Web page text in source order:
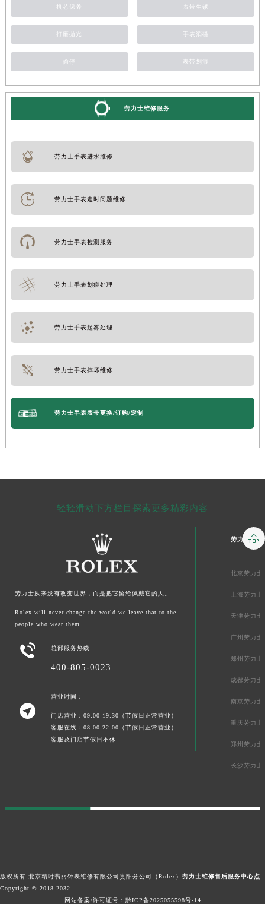
机芯保养 表带生锈
打磨抛光 手表消磁
偷停 表带划痕
劳力士维修服务
劳力士手表进水维修
劳力士手表走时问题维修
劳力士手表检测服务
劳力士手表划痕处理
劳力士手表起雾处理
劳力士手表摔坏维修
劳力士手表表带更换/订购/定制
轻轻滑动下方栏目探索更多精彩内容
劳力士从来没有改变世界，而是把它留给佩戴它的人。
Rolex will never change the world.we leave that to the
people who wear them.
 总部服务热线
400-805-0023

营业时间：
门店营业：09:00-19:30（节假日正常营业）
客服在线：08:00-22:00（节假日正常营业）
客服及门店节假日不休
劳力士上海
北京劳力
上海劳力
天津劳力
广州劳力
郑州劳力士
成都劳力
南京劳力士
重庆劳力士
郑州劳力士
长沙劳力士
版权所有:北京精时翡丽钟表维修有限公司贵阳分公司（Rolex） 劳力士维修售后服务中心点
Copyright © 2018-2032
网站备案/许可证号：黔ICP备2025055598号-14
